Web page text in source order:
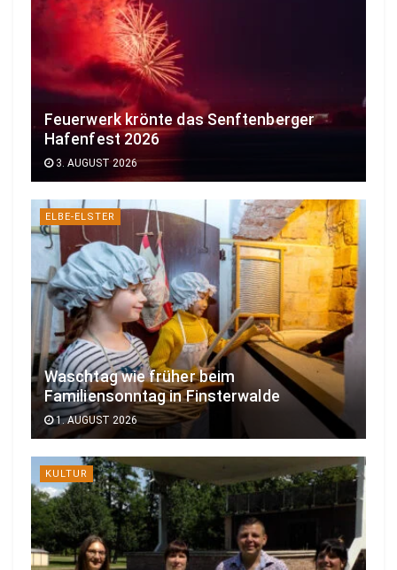
Feuerwerk krönte das Senftenberger
Hafenfest 2026
3. AUGUST 2026
ELBE-ELSTER
Waschtag wie früher beim
Familiensonntag in Finsterwalde
1. AUGUST 2026
KULTUR